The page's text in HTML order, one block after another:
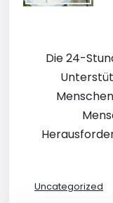
Die 24-
Uncategorized